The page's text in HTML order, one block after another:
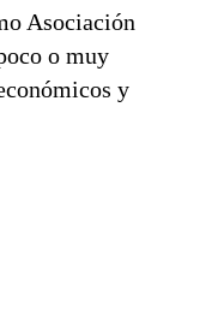
Asociación
o muy
y